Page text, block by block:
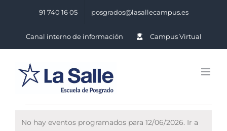
91 740 16 05 posgrados@lasallecampus.es
Canal interno de información Campus Virtual
Eventos
No hay eventos programados para 12/06/2026. Ir a